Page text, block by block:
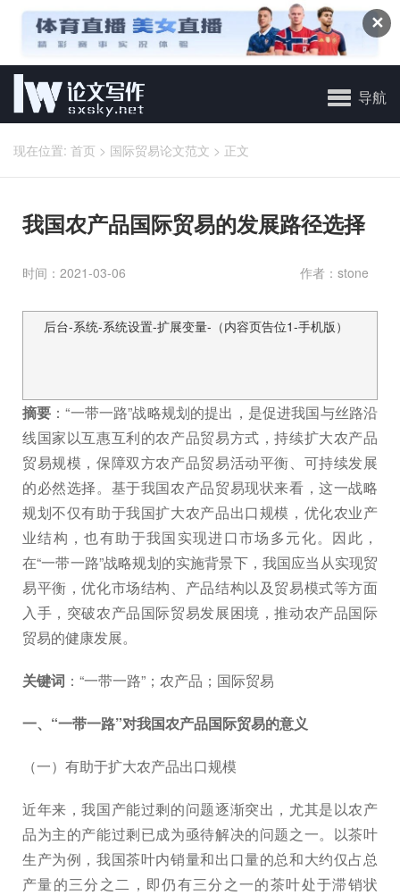
✕
导航
现在位置: 首页 > 国际贸易论文范文 > 正文
我国农产品国际贸易的发展路径选择
时间：2021-03-06 作者：stone
后台-系统-系统设置-扩展变量-（内容页告位1-手机版）
摘要 ：“一带一路”战略规划的提出，是促进我国与丝路沿
线国家以互惠互利的农产品贸易方式，持续扩大农产品
贸易规模，保障双方农产品贸易活动平衡、可持续发展
的必然选择。基于我国农产品贸易现状来看，这一战略
规划不仅有助于我国扩大农产品出口规模，优化农业产
业结构，也有助于我国实现进口市场多元化。因此，
在“一带一路”战略规划的实施背景下，我国应当从实现贸
易平衡，优化市场结构、产品结构以及贸易模式等方面
入手，突破农产品国际贸易发展困境，推动农产品国际
贸易的健康发展。
关键词 ：“一带一路”；农产品；国际贸易
一、“一带一路”对我国农产品国际贸易的意义
（一）有助于扩大农产品出口规模
近年来，我国产能过剩的问题逐渐突出，尤其是以农产
品为主的产能过剩已成为亟待解决的问题之一。以茶叶
生产为例，我国茶叶内销量和出口量的总和大约仅占总
产量的三分之二，即仍有三分之一的茶叶处于滞销状